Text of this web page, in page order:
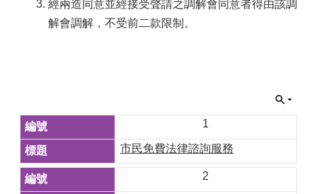
經兩造同意並經接受聲請之調解會同意者得由該調
解會調解，不受前二款限制。
1
市民免費法律諮詢服務
2